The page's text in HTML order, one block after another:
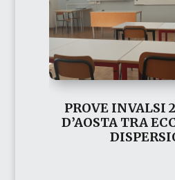
PROVE INVALSI
D’AOSTA TRA